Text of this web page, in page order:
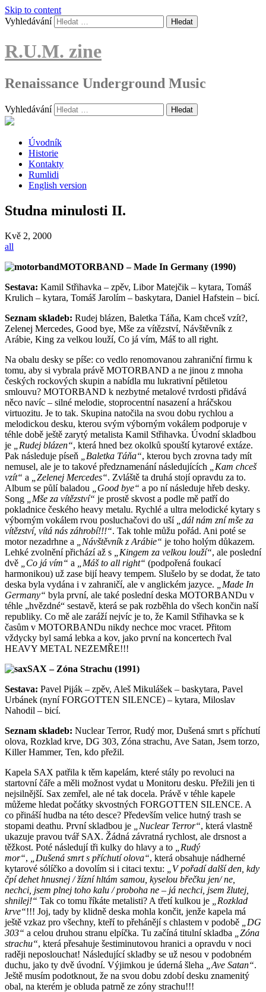
Skip to content
Vyhledávání
R.U.M. zine
Renaissance Underground Music
Vyhledávání
Úvodník
Historie
Kontakty
Rumlidi
English version
Studna minulosti II.
Kvě 2, 2000
all
MOTORBAND – Made In Germany (1990)
Sestava: Kamil Střihavka – zpěv, Libor Matejčik – kytara, Tomáš
Krulich – kytara, Tomáš Jarolím – baskytara, Daniel Hafstein – bicí.
Seznam skladeb: Rudej blázen, Baletka Táňa, Kam chceš vzít?,
Zelenej Mercedes, Good bye, Mše za vítězství, Návštěvník z
Arábie, King za velkou louží, Co já vím, Máš to all right.
Na obalu desky se píše: co vedlo renomovanou zahraniční firmu k
tomu, aby si vybrala právě MOTORBAND a ne jinou z mnoha
českých rockových skupin a nabídla mu lukrativní pětiletou
smlouvu? MOTORBAND k nezbytné metalové tvrdosti přidává
něco navíc – silné melodie, stoprocentní nasazení a hráčskou
virtuozitu. Je to tak. Skupina natočila na svou dobu rychlou a
melodickou desku, kterou svým výborným vokálem podporuje v
téhle době ještě zarytý metalista Kamil Střihavka. Úvodní skladbou
je
„Rudej blázen“, která hned bez okolků spouští kytarové extáze.
Pak následuje píseň
„Baletka Táňa“, kterou bych zrovna tady mít
nemusel, ale je to takové předznamenání následujících
„Kam chceš
vzít“ a „Zelenej Mercedes“. Zvláště ta druhá stojí opravdu za to.
Album se půlí baladou
„Good bye“ a po ní následuje hřeb desky.
Song
„Mše za vítězství“ je prostě skvost a podle mě patří do
pokladnice českého heavy metalu. Rychlé a ultra melodické kytary s
výborným vokálem rvou posluchačovi do uší
„dál nám zní mše za
vítězství, vítá nás záhrobí!!!“. Tak tohle můžu pořád. Ani poté se
motor nezadrhne a
„Návštěvník z Arábie“ je toho holým důkazem.
Lehké zvolnění přichází až s
„Kingem za velkou louží“, ale poslední
dvě
„Co já vím“ a „Máš to all right“ (podpořená foukací
harmonikou) už zase bijí heavy tempem. Slušelo by se dodat, že tato
deska byla vydána i v zahraničí, ale v anglickém jazyce.
„Made In
Germany“ byla první, ale také poslední deska MOTORBANDu v
téhle „hvězdné“ sestavě, která se pak rozběhla do všech končin naší
republiky. Co mě ale zaráží nejvíc je to, že Kamil Střihavka se k
časům v MOTORBANDu nikdy nechce moc vracet. Přitom
vždycky byl samá lebka a kov, jako první na koncertech řval
HEAVY METAL NEZEMŘE!!!
SAX – Zóna Strachu (1991)
Sestava: Pavel Piják – zpěv, Aleš Mikulášek – baskytara, Pavel
Urbánek (nyní FORGOTTEN SILENCE) – kytara, Miloslav
Nahodil – bicí.
Seznam skladeb: Nuclear Terror, Rudý mor, Dušená smrt s příchutí
olova, Rozklad krve, DG 303, Zóna strachu, Ave Satan, Jsem torzo,
Killer Hammer, Ten, kdo přežil.
Kapela SAX patřila k těm kapelám, které stály po revoluci na
startovní čáře a měli možnost vydat u Monitoru desku. Přežili jen ti
nejsilnější. Sax zemřel, ale né tak docela. Právě v téhle kapele
můžeme hledat počátky skvostných FORGOTTEN SILENCE. A
co přináší hudba na této desce? Především velice hutný trash se
stopami deathu. První skladbou je
„Nuclear Terror“, která vlastně
ukazuje pravou tvář SAX. Žádná závratná rychlost, ale drsnost a
těžkost. Poté následují tři kulky do hlavy a to
„Rudý
mor“, „Dušená smrt s příchutí olova“, která obsahuje nádherné
kytarové sólíčko a dovolím si i citaci textu:
„V pořadí další den, kdy
čpí dehet hnusnej / žízní hltám samou, kyselou břečku jen/ ne,
nechci, jsem plnej toho kalu / proboha ne – já nechci, jsem žlutej,
shnilej!“ Tak co tomu říkáte metalisti? A třetí kulkou je
„Rozklad
krve“!!! Joj, tady by klidně deska mohla končit, jenže kapela má
ještě vzkaz pro všechny, kteří to přehánějí s chlastem v podobě
„DG
303“ a celou druhou stranu elpíčka. Tu začíná titulní skladba
„Zóna
strachu“, která přesahuje šestiminutovou hranici a opravdu v noci
raději neposlouchat! Následující skladby se už nesou v podobném
duchu, jako ty dvě úvodní. Výjimkou je úderná šleha
„Ave Satan“.
Ještě musím podotknout, že na svou dobu zdobí desku znamenitý
obal, na kterém je obluda patrně ze zóny strachu!!!